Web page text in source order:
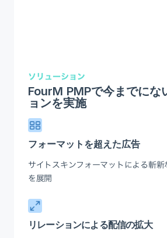
ソリューション
FourM PMPで今までにな
ョンを実施
フォーマットを超えた広告
サイトスキンフォーマットによる斬
を展開
リレーションによる配信の拡大